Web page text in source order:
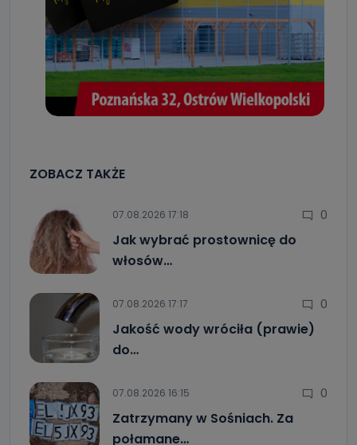
ZOBACZ TAKŻE
07.08.2026 17:18 0
Jak wybrać prostownicę do
włosów…
07.08.2026 17:17 0
Jakość wody wróciła (prawie)
do…
07.08.2026 16:15 0
Zatrzymany w Sośniach. Za
połamane…